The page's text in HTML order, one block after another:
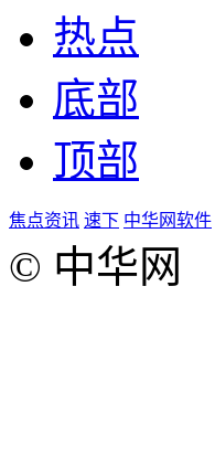
热点
底部
顶部
焦点资讯 速下 中华网软件
© 中华网